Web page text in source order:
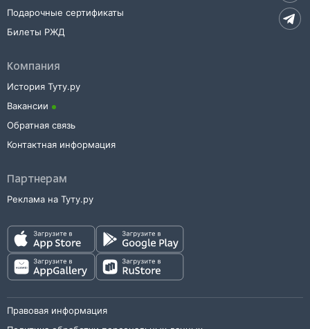
Подарочные сертификаты
Билеты РЖД
Компания
История Туту.ру
Вакансии
Обратная связь
Контактная информация
Партнерам
Реклама на Туту.ру
Правовая информация